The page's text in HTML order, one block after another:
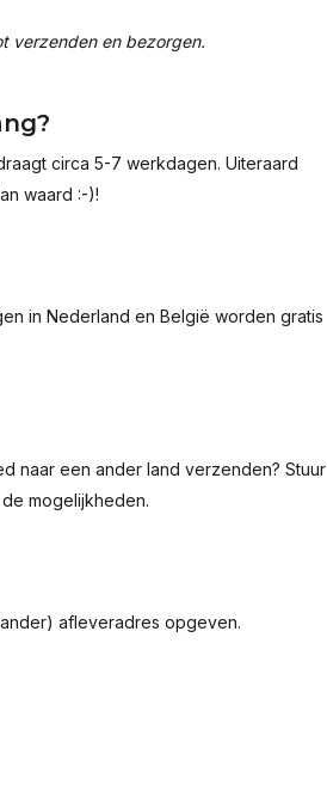
verzenden en bezorgen.
circa 5-7 werkdagen. Uiteraard
waard :-)!
in Nederland en België worden gratis
naar een ander land verzenden? Stuur
mogelijkheden.
afleveradres opgeven.